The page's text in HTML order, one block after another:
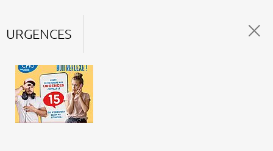
URGENCES